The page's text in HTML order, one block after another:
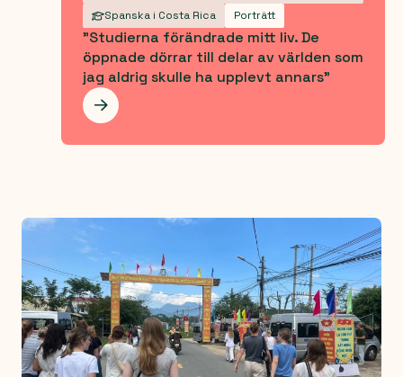
Spanska i Costa Rica
Porträtt
"Studierna förändrade mitt liv. De
öppnade dörrar till delar av världen som
jag aldrig skulle ha upplevt annars"
Les mer